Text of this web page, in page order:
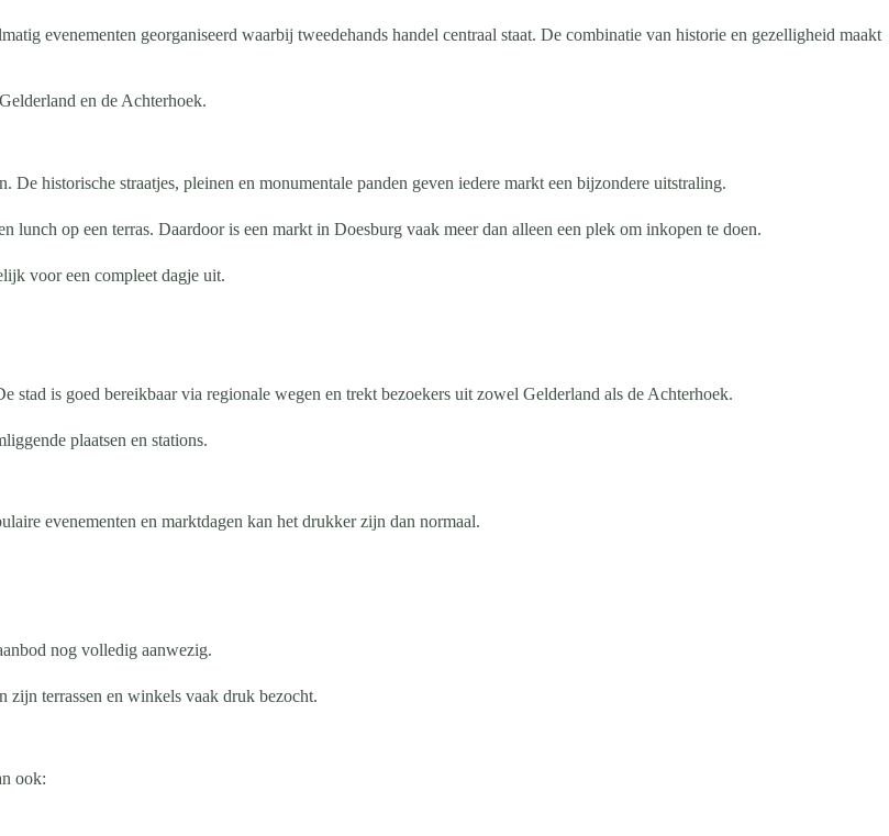
evenementen georganiseerd waarbij tweedehands handel centraal staat. De combinatie van historie en gezelligheid maakt
en de Achterhoek.
historische straatjes, pleinen en monumentale panden geven iedere markt een bijzondere uitstraling.
lunch op een terras. Daardoor is een markt in Doesburg vaak meer dan alleen een plek om inkopen te doen.
voor een compleet dagje uit.
is goed bereikbaar via regionale wegen en trekt bezoekers uit zowel Gelderland als de Achterhoek.
plaatsen en stations.
evenementen en marktdagen kan het drukker zijn dan normaal.
nog volledig aanwezig.
zijn terrassen en winkels vaak druk bezocht.
ook: